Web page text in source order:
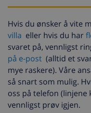
Kjæledyr
Sen ankomst
Ekstra seng
Bed sheets and
Ekstra sengetøy
Hvis du ønsker å vite
villa eller hvis du har
svaret på, vennligst
på e-post (alltid et
mye raskere). Våre
så snart som mulig.
oss på telefon
vennligst prøv igjen.